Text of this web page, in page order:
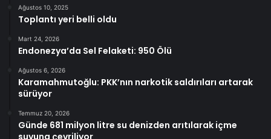
Ağustos 10, 2025
Toplantı yeri belli oldu
Mart 24, 2026
Endonezya’da Sel Felaketi: 950 Ölü
Ağustos 6, 2026
Karamahmutoğlu: PKK’nın narkotik saldırıları artarak
sürüyor
Temmuz 20, 2026
Günde 681 milyon litre su denizden arıtılarak içme